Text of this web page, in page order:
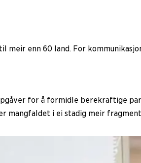
enn 60 land. For
for å formidle berekraftige
mangfaldet i ei stadig meir